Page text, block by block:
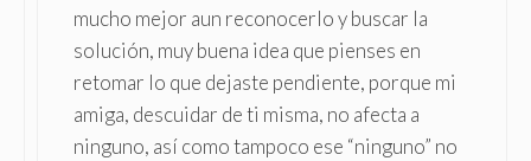
mucho mejor aun reconocerlo y buscar la
solución, muy buena idea que pienses en
retomar lo que dejaste pendiente, porque mi
amiga, descuidar de ti misma, no afecta a
ninguno, así como tampoco ese “ninguno” no